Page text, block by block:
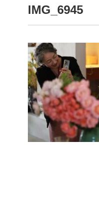
IMG_6945